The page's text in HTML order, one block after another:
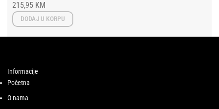
215,95 KM
DODAJ U KORPU
Informacije
Početna
O nama